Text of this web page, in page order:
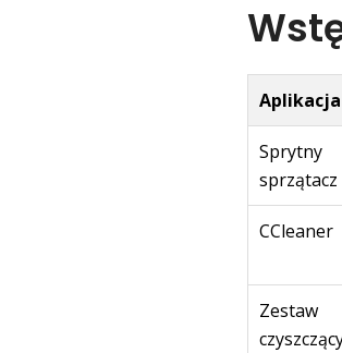
Aplikacja
Sprytny
sprzątacz
CCleaner
Zestaw